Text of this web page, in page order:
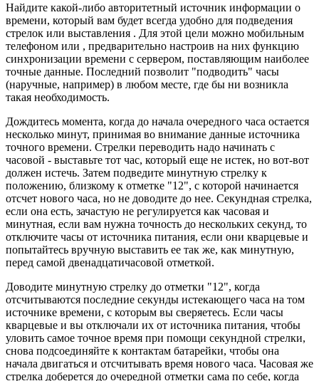
Найдите какой-либо авторитетный источник информации о
времени, который вам будет всегда удобно для подведения
стрелок или выставления . Для этой цели можно мобильным
телефоном или , предварительно настроив на них функцию
синхронизации времени с сервером, поставляющим наиболее
точные данные. Последний позволит "подводить" часы
(наручные, например) в любом месте, где бы ни возникла
такая необходимость.
Дождитесь момента, когда до начала очередного часа остается
несколько минут, принимая во внимание данные источника
точного времени. Стрелки переводить надо начинать с
часовой - выставьте тот час, который еще не истек, но вот-вот
должен истечь. Затем подведите минутную стрелку к
положению, близкому к отметке "12", с которой начинается
отсчет нового часа, но не доводите до нее. Секундная стрелка,
если она есть, зачастую не регулируется как часовая и
минутная, если вам нужна точность до нескольких секунд, то
отключите часы от источника питания, если они кварцевые и
попытайтесь вручную выставить ее так же, как минутную,
перед самой двенадцатичасовой отметкой.
Доводите минутную стрелку до отметки "12", когда
отсчитываются последние секунды истекающего часа на том
источнике времени, с которым вы сверяетесь. Если часы
кварцевые и вы отключали их от источника питания, чтобы
уловить самое точное время при помощи секундной стрелки,
снова подсоединяйте к контактам батарейки, чтобы она
начала двигаться и отсчитывать время нового часа. Часовая же
стрелка доберется до очередной отметки сама по себе, когда